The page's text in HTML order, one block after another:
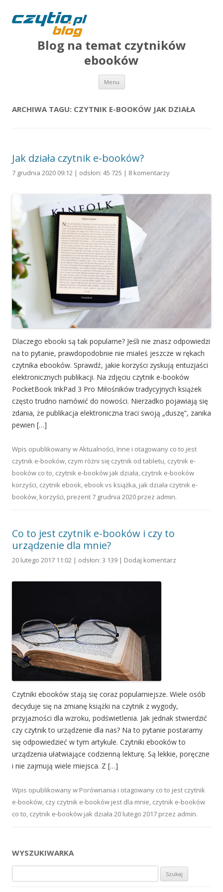
Blog na temat czytników
ebooków
Menu Przejdź do treści
ARCHIWA TAGU: CZYTNIK E-BOOKÓW JAK DZIAŁA
Jak działa czytnik e-booków?
7 grudnia 2020 09:12 | odsłon: 45 725 | 8 komentarzy
Dlaczego ebooki są tak popularne? Jeśli nie znasz odpowiedzi
na to pytanie, prawdopodobnie nie miałeś jeszcze w rękach
czytnika ebooków. Sprawdź, jakie korzyści zyskują entuzjaści
elektronicznych publikacji. Na zdjęciu czytnik e-booków
PocketBook InkPad 3 Pro Miłośników tradycyjnych książek
często trudno namówić do nowości. Nierzadko pojawiają się
zdania, że publikacja elektroniczna traci swoją „duszę”, zanika
pewien […]
Wpis opublikowany wAktualności Inne i otagowany co to jest
czytnik e-booków czym różni się czytnik od tabletu czytnik e-
booków co to czytnik e-booków jak działa czytnik e-booków
korzyści czytnik ebook ebook vs książka jak działa czytnik e-
booków korzyści prezent 7 grudnia 2020 przez admin.
Co to jest czytnik e-booków i czy to
urządzenie dla mnie?
20 lutego 2017 11:02 | odsłon: 3 139 | Dodaj komentarz
Czytniki ebooków stają się coraz popularniejsze. Wiele osób
decyduje się na zmianę książki na czytnik z wygody,
przyjazności dla wzroku, podświetlenia. Jak jednak stwierdzić
czy czytnik to urządzenie dla nas? Na to pytanie postaramy
się odpowiedzieć w tym artykule. Czytniki ebooków to
urządzenia ułatwiające codzienną lekturę. Są lekkie, poręczne
i nie zajmują wiele miejsca. Z […]
Wpis opublikowany w Porównania i otagowany co to jest czytnik
e-booków czy czytnik e-booków jest dla mnie czytnik e-booków
co to czytnik e-booków jak działa 20 lutego 2017 przez admin.
WYSZUKIWARKA